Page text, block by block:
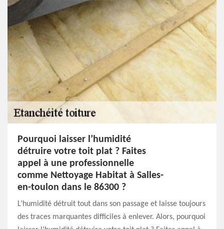
Pourquoi laisser l’humidité
détruire votre toit plat ? Faites
appel à une professionnelle
comme Nettoyage Habitat à Salles-
en-toulon dans le 86300 ?
L’humidité détruit tout dans son passage et laisse toujours
des traces marquantes difficiles à enlever. Alors, pourquoi